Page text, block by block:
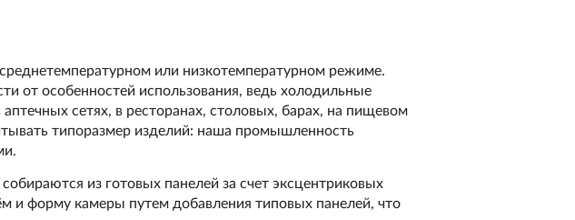
или низкотемпературном режиме.
от особенностей использования, ведь холодильные
сетях, в ресторанах, столовых, барах, на пищевом
типоразмер изделий: наша промышленность
из готовых панелей за счет эксцентриковых
и форму камеры путем добавления типовых панелей, что